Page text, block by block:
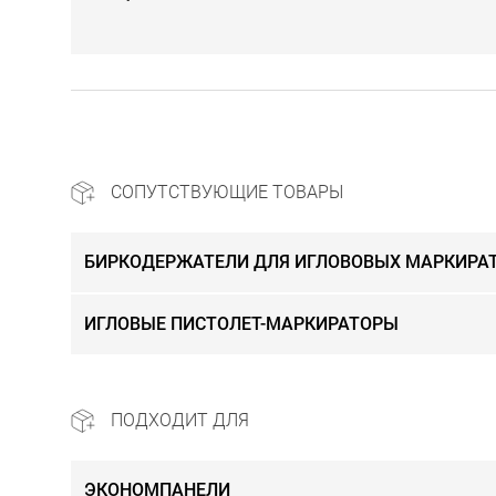
СОПУТСТВУЮЩИЕ ТОВАРЫ
БИРКОДЕРЖАТЕЛИ ДЛЯ ИГЛОВОВЫХ
ИГЛОВЫЕ ПИСТОЛЕТ-МАРКИРАТОРЫ
ПОДХОДИТ ДЛЯ
ЭКОНОМПАНЕЛИ